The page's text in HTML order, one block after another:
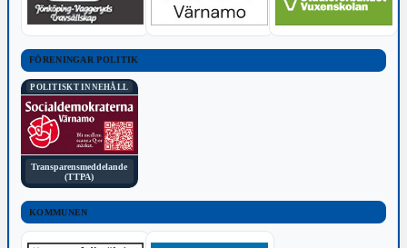
FÖRENINGAR POLITIK
POLITISKT INNEHÅLL
Transparensmeddelande
(TTPA)
KOMMUNEN